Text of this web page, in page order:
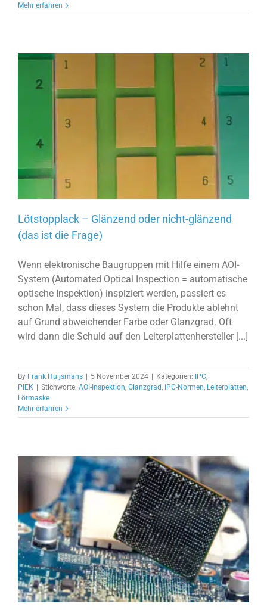
Mehr erfahren
Lötstopplack – Glänzend oder nicht-glänzend
(das ist die Frage)
Wenn elektronische Baugruppen mit Hilfe einem AOI-
System (Automated Optical Inspection = automatische
optische Inspektion) inspiziert werden, passiert es
schon Mal, dass dieses System die Produkte ablehnt
auf Grund abweichender Farbe oder Glanzgrad. Oft
wird dann die Schuld auf den Leiterplattenhersteller [...]
By Frank Huijsmans 5 November 2024 Kategorien: IPC,
PIEK
Stichworte: AOI-Inspektion, Glanzgrad, IPC-Normen, Leiterplatten,
Lötmaske
Mehr erfahren